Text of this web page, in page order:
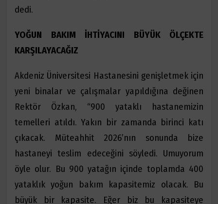
dedi.
YOĞUN BAKIM İHTİYACINI BÜYÜK ÖLÇEKTE
KARŞILAYACAĞIZ
Akdeniz Üniversitesi Hastanesini genişletmek için
yeni binalar ve çalışmalar yapıldığına değinen
Rektör Özkan, “900 yataklı hastanemizin
temelleri atıldı. Yakın bir zamanda birinci katı
çıkacak. Müteahhit 2026’nın sonunda bize
hastaneyi teslim edeceğini söyledi. Umuyorum
öyle olur. Bu 900 yatağın içinde toplamda 400
yataklık yoğun bakım kapasitemiz olacak. Bu
büyük bir kapasite. Eğer biz bu kapasiteye